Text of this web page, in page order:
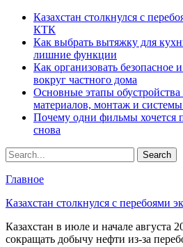
Казахстан столкнулся с
КТК
Как выбрать вытяжку для
лишние функции
Как организовать безопасное
вокруг частного дома
Основные этапы
материалов, монтаж и
Почему одни фильмы хочется
снова
Главное
Казахстан столкнулся с перебоями
Казахстан в июле и начале августа
сокращать добычу нефти из-за